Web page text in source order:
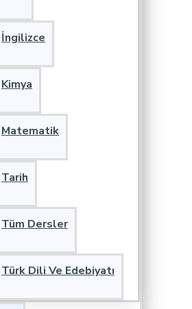
İngilizce
Kimya
Matematik
Tarih
Tüm Dersler
Türk Dili Ve Edebiyatı